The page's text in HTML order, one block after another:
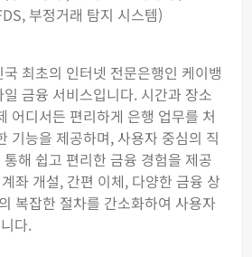
부정거래 탐지 시스템)
최초의 인터넷 전문은행인 케이뱅
금융 서비스입니다. 시간과 장소
어디서든 편리하게 은행 업무를 처
기능을 제공하며, 사용자 중심의 직
해 쉽고 편리한 금융 경험을 제공
좌 개설, 간편 이체, 다양한 금융 상
복잡한 절차를 간소화하여 사용자
다.